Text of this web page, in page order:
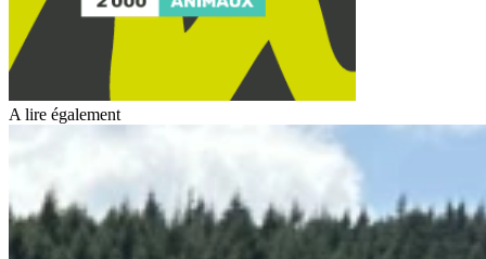
A lire également